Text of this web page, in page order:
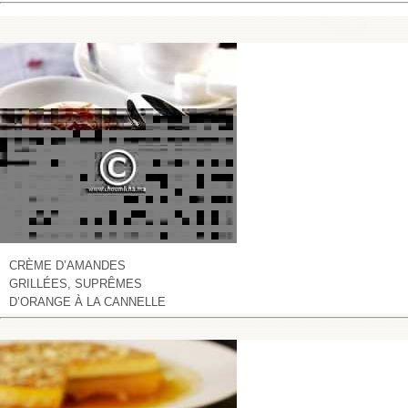
CRÈME D’AMANDES
GRILLÉES, SUPRÊMES
D’ORANGE À LA CANNELLE